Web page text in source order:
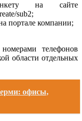
на сайте
sub2;
портале компании;
телефонов
области отдельных
офисы,